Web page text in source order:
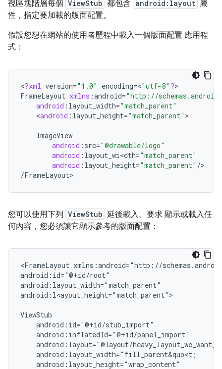
視區塊階層每個 ViewStub 都包含 android:layout 屬
性，指定要加載的版面配置。
假設您想在網站的使用者歷程中載入一個版面配置 應用程
式：
<?xml version="1.0" encoding=<"utf-8" ?>
FrameLayout xmlns :android="http://
android : layout_width="match_parent"
<android : layout_height="match_parent" >
ImageView
android : src="@drawable/logo"
android : layout_wi<dth="match_parent"
android : layout_height="match_parent" />
/FrameLayout>
您可以使用下列 ViewStub 延後載入。要求 顯示或載入任
何內容，您必須讓它顯示參考的版面配置：
<FrameLayout xmlns:android="http://
android:id="@+id/root"
android:layout_width="match_parent"
android:l<ayout_height="match_parent">